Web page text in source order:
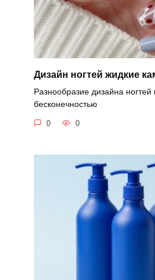
Дизайн ногтей жидкие
Разнообразие дизайна ногтей
бесконечностью
0 0